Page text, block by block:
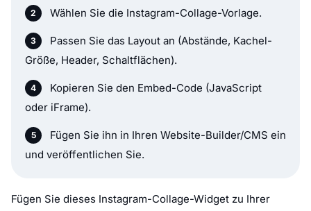
Wählen Sie die Instagram-Collage-Vorlage.
Passen Sie das Layout an (Abstände, Kachel-
Größe, Header, Schaltflächen).
Kopieren Sie den Embed-Code (JavaScript
oder iFrame).
Fügen Sie ihn in Ihren Website-Builder/CMS ein
und veröffentlichen Sie.
Fügen Sie dieses Instagram-Collage-Widget zu Ihrer